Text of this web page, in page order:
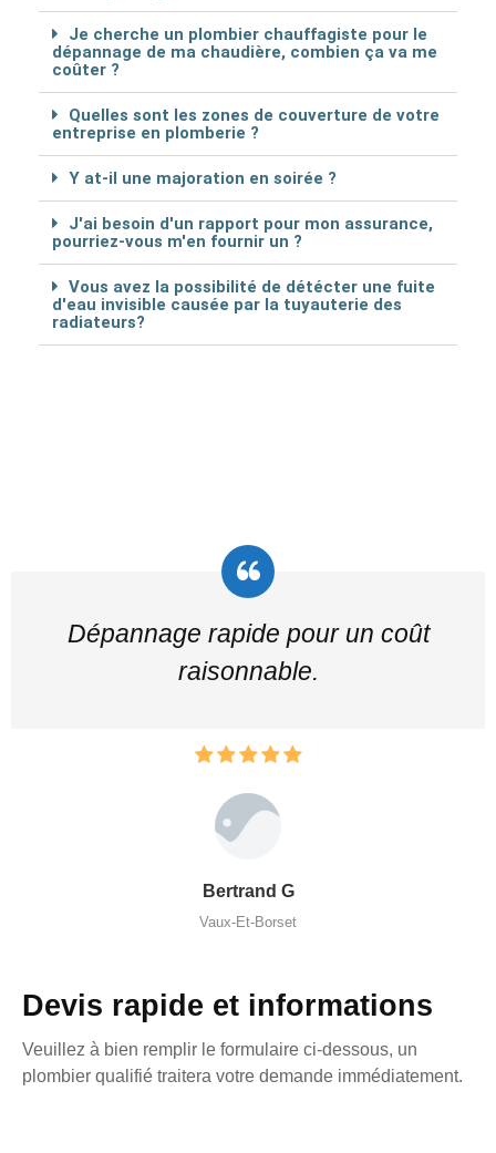
Je cherche un plombier chauffagiste pour le
dépannage de ma chaudière, combien ça va me
coûter ?
Quelles sont les zones de couverture de votre
entreprise en plomberie ?
Y at-il une majoration en soirée ?
J'ai besoin d'un rapport pour mon assurance,
pourriez-vous m'en fournir un ?
Vous avez la possibilité de détécter une fuite
d'eau invisible causée par la tuyauterie des
radiateurs?
Dépannage rapide pour un coût
raisonnable.
Bertrand G
Vaux-Et-Borset
Devis rapide et informations
Veuillez à bien remplir le formulaire ci-dessous, un
plombier qualifié traitera votre demande immédiatement.